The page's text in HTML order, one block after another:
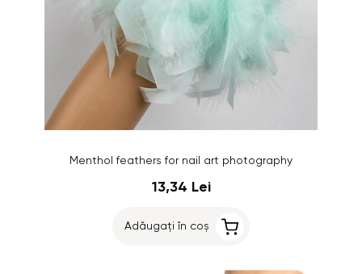
Menthol feathers for nail art photography
13,34 Lei
Adăugați în coș